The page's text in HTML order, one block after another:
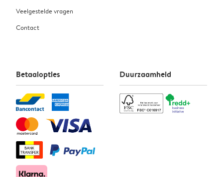
Veelgestelde vragen
Contact
Betaalopties Duurzaamheid